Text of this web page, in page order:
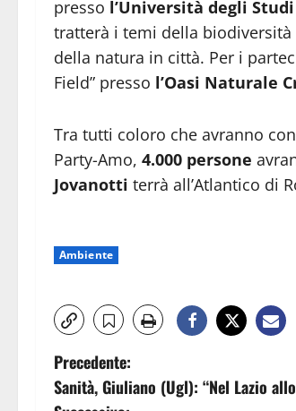
presso l’Università degli
tratterà i temi della
della natura in città. Per i
Field” presso l’Oasi Naturale
Tra tutti coloro che avranno
Party-Amo, 4.000 persone
Jovanotti terrà all’Atlantico di
Ambiente
N
Precedente:
Sanità, Giuliano (Ugl): “Nel Lazio